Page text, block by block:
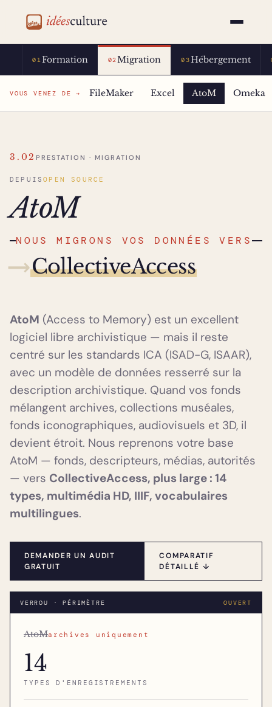
idéesculture
01Formation 02Migration 03Hébergement
VOUS VENEZ DE → FileMaker Excel AtoM Omeka
3.02PRESTATION · MIGRATION
DEPUISOPEN SOURCE
AtoM
NOUS MIGRONS VOS DONNÉES VERS
⟶CollectiveAccess
AtoM (Access to Memory) est un excellent
logiciel libre archivistique — mais il reste
centré sur les standards ICA (ISAD-G, ISAAR),
avec un modèle de données resserré sur la
description archivistique. Quand vos fonds
mélangent archives, collections muséales,
fonds iconographiques, audiovisuels et 3D, il
devient étroit. Nous reprenons votre base
AtoM — fonds, descripteurs, médias, autorités
— vers CollectiveAccess, plus large : 14
types, multimédia HD, IIIF, vocabulaires
multilingues.
DEMANDER UN AUDIT
GRATUIT
COMPARATIF
DÉTAILLÉ ↓
VERROU · PÉRIMÈTRE OUVERT
AtoMarchives uniquement
14
TYPES D'ENREGISTREMENTS